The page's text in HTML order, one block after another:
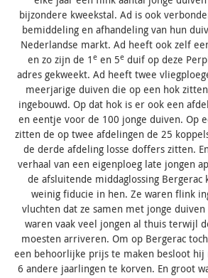
bijzondere kweekstal. Ad is ook
bemiddeling en afhandeling van hun
Nederlandse markt. Ad heeft ook zelf
en zo zijn de 1 een 5eduif op deze
adres gekweekt. Ad heeft twee
meerjarige duiven die op een hok
ingebouwd. Op dat hok is er ook een
en eentje voor de 100 jonge duiven. Op
zitten de op twee afdelingen de 25
de derde afdeling losse doffers zitten.
verhaal van een eigenploeg late jongen
de afsluitende middaglossing
weinig fiducie in hen. Ze waren flink
vluchten dat ze samen met jonge
waren vaak veel jongen al thuis terwijl
moesten arriveren. Om op Bergerac
een behoorlijke prijs te maken besloot hij
6 andere jaarlingen te korven. En groot